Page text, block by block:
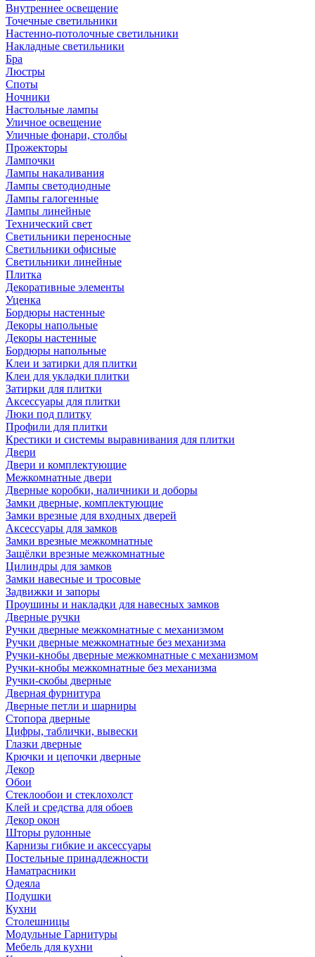
Внутреннее освещение
Точечные светильники
Настенно-потолочные светильники
Накладные светильники
Бра
Люстры
Споты
Ночники
Настольные лампы
Уличное освещение
Уличные фонари, столбы
Прожекторы
Лампочки
Лампы накаливания
Лампы светодиодные
Лампы галогенные
Лампы линейные
Технический свет
Светильники переносные
Светильники офисные
Светильники линейные
Плитка
Декоративные элементы
Уценка
Бордюры настенные
Декоры напольные
Декоры настенные
Бордюры напольные
Клеи и затирки для плитки
Клеи для укладки плитки
Затирки для плитки
Аксессуары для плитки
Люки под плитку
Профили для плитки
Крестики и системы выравнивания для плитки
Двери
Двери и комплектующие
Межкомнатные двери
Дверные коробки, наличники и доборы
Замки дверные, комплектующие
Замки врезные для входных дверей
Аксессуары для замков
Замки врезные межкомнатные
Защёлки врезные межкомнатные
Цилиндры для замков
Замки навесные и тросовые
Задвижки и запоры
Проушины и накладки для навесных замков
Дверные ручки
Ручки дверные межкомнатные с механизмом
Ручки дверные межкомнатные без механизма
Ручки-кнобы дверные межкомнатные с механизмом
Ручки-кнобы межкомнатные без механизма
Ручки-скобы дверные
Дверная фурнитура
Дверные петли и шарниры
Стопора дверные
Цифры, таблички, вывески
Глазки дверные
Крючки и цепочки дверные
Декор
Обои
Стеклообои и стеклохолст
Клей и средства для обоев
Декор окон
Шторы рулонные
Карнизы гибкие и аксессуары
Постельные принадлежности
Наматрасники
Одеяла
Подушки
Кухни
Столешницы
Модульные Гарнитуры
Мебель для кухни